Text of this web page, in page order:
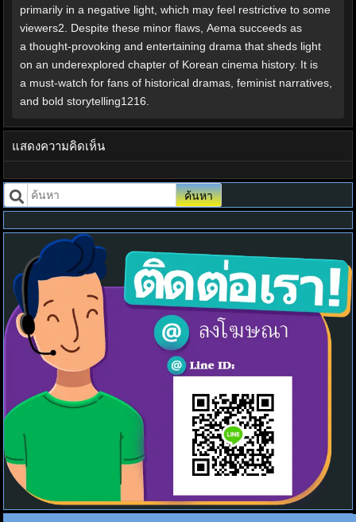
primarily in a negative light, which may feel restrictive to some
viewers2. Despite these minor flaws, Aema succeeds as
a thought-provoking and entertaining drama that sheds light
on an underexplored chapter of Korean cinema history. It is
a must-watch for fans of historical dramas, feminist narratives,
and bold storytelling1216.
แสดงความคิดเห็น
ค้นหา